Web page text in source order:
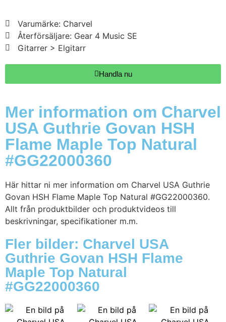
Varumärke: Charvel
Återförsäljare: Gear 4 Music SE
Gitarrer > Elgitarr
Handla nu
Mer information om Charvel
USA Guthrie Govan HSH
Flame Maple Top Natural
#GG22000360
Här hittar ni mer information om Charvel USA Guthrie
Govan HSH Flame Maple Top Natural #GG22000360.
Allt från produktbilder och produktvideos till
beskrivningar, specifikationer m.m.
Fler bilder: Charvel USA
Guthrie Govan HSH Flame
Maple Top Natural
#GG22000360